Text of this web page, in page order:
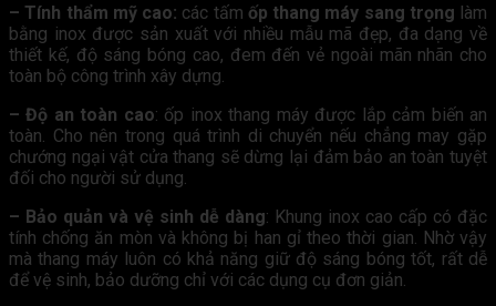
– Tính thẩm mỹ cao: các tấm ốp thang máy sang trọng làm
bằng inox được sản xuất với nhiều mẫu mã đẹp, đa dạng về
thiết kế, độ sáng bóng cao, đem đến vẻ ngoài mãn nhãn cho
toàn bộ công trình xây dựng.
– Độ an toàn cao: ốp inox thang máy được lắp cảm biến an
toàn. Cho nên trong quá trình di chuyển nếu chẳng may gặp
chướng ngại vật cửa thang sẽ dừng lại đảm bảo an toàn tuyệt
đối cho người sử dụng.
– Bảo quản và vệ sinh dễ dàng: Khung inox cao cấp có đặc
tính chống ăn mòn và không bị han gỉ theo thời gian. Nhờ vậy
mà thang máy luôn có khả năng giữ độ sáng bóng tốt, rất dễ
để vệ sinh, bảo dưỡng chỉ với các dụng cụ đơn giản.